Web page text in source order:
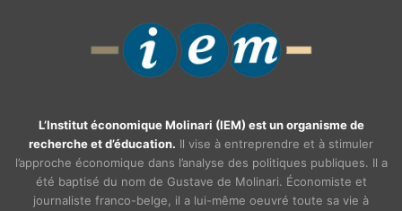
L’Institut économique Molinari (IEM) est un organisme de
recherche et d’éducation. Il vise à entreprendre et à stimuler
l’approche économique dans l’analyse des politiques publiques. Il a
été baptisé du nom de Gustave de Molinari. Économiste et
journaliste franco-belge, il a lui-même oeuvré toute sa vie à